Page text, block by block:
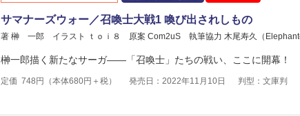
サマナーズウォー／召喚士大戦1 喚び出されしもの
著 榊 一郎 イラスト ｔｏｉ８ 原案 Com2uS 執筆協力 木尾寿久（
榊一郎描く新たなサーガ――「召喚士」たちの戦い、ここに開幕！
定価 748 円（本体680円＋税） 発売日：2022年11月10日 判型：文庫判